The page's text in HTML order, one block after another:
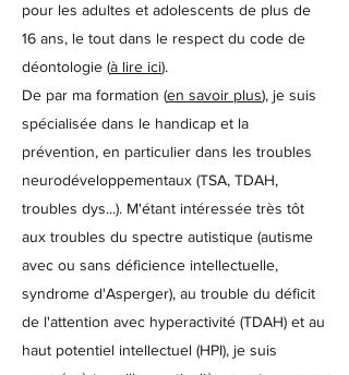
pour les adultes et adolescents de plus de
16 ans, le tout dans le respect du code de
déontologie (à lire ici).
De par ma formation (en savoir plus), je suis
spécialisée dans le handicap et la
prévention, en particulier dans les troubles
neurodéveloppementaux (TSA, TDAH,
troubles dys...). M'étant intéressée très tôt
aux troubles du spectre autistique (autisme
avec ou sans déficience intellectuelle,
syndrome d'Asperger), au trouble du déficit
de l'attention avec hyperactivité (TDAH) et au
haut potentiel intellectuel (HPI), je suis